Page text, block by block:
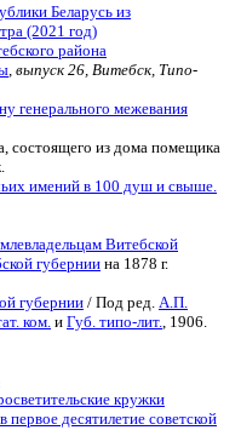
Беларусь из
(2021 год)
района
, выпуск 26, Витебск, Типо-
генерального межевания
состоящего из дома помещика
имений в 100 душ и свыше.
Витебской
губерниина 1878 г.
губернии / Под ред. А.П.
ком. и Губ. типо-лит. , 1906.
кружки
десятилетие советской